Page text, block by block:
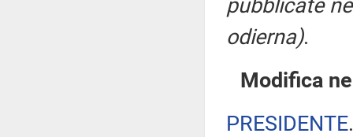
pubblicate
odierna).
Modifica
PRESIDENTE